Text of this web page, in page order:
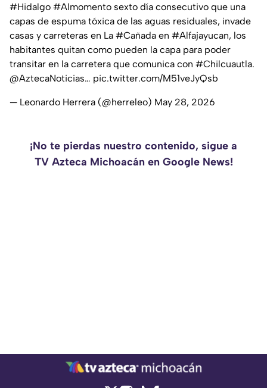
#Hidalgo #Almomento sexto día consecutivo que una
capas de espuma tóxica de las aguas residuales, invade
casas y carreteras en La #Cañada en #Alfajayucan, los
habitantes quitan como pueden la capa para poder
transitar en la carretera que comunica con #Chilcuautla.
@AztecaNoticias… pic.twitter.com/M51veJyQsb
— Leonardo Herrera (@herreleo) May 28, 2026
¡No te pierdas nuestro contenido, sigue a
TV Azteca Michoacán en Google News!